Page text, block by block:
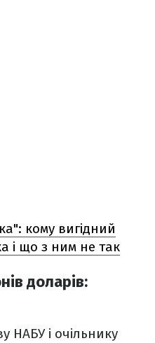
кому вигідний
і що з ним не так
доларів:
НАБУ і очільнику